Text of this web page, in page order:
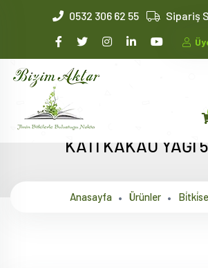
0532 306 62 55 Sipariş
KATI KAKAO YAĞI
Anasayfa Ürünler